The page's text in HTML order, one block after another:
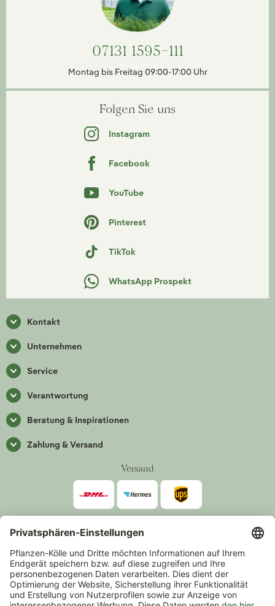
07131 1595-111
Montag bis Freitag 09:00-17:00 Uhr
Folgen Sie uns
Instagram
Facebook
YouTube
Pinterest
TikTok
WhatsApp Prospekt
Kontakt
Unternehmen
Service
Verantwortung
Beratung & Inspirationen
Zahlung & Versand
Versand
Zahlarten
*Alle Preise inkl. gesetzlicher Mehrwertsteuer zzgl.Versand
Mindestbestellwert 14,90 €, ausgenommen sind Gutscheine und